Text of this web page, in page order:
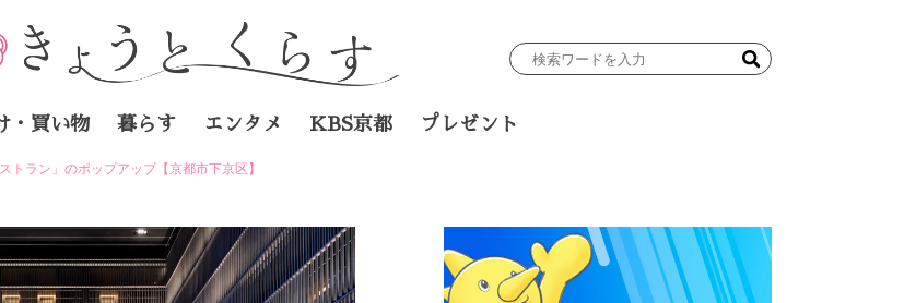
検
力
・買い物 暮らす エンタメ KBS京都 プレゼント
トラン」のポップアップ【京都市下京区】